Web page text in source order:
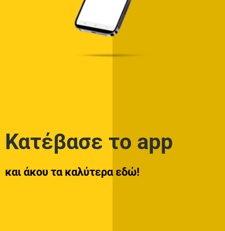
Κατέβασε το app
και άκου τα καλύτερα εδώ!